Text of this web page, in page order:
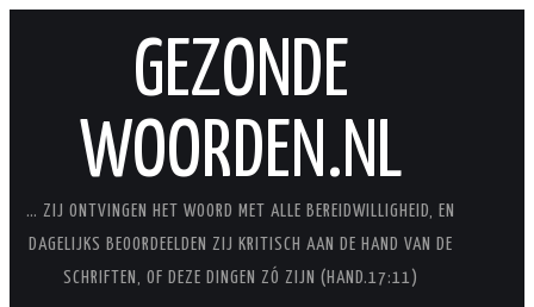
GEZONDE
WOORDEN.NL
… ZIJ ONTVINGEN HET WOORD MET ALLE BEREIDWILLIGHEID, EN
DAGELIJKS BEOORDEELDEN ZIJ KRITISCH AAN DE HAND VAN DE
SCHRIFTEN, OF DEZE DINGEN ZÓ ZIJN (HAND.17:11)